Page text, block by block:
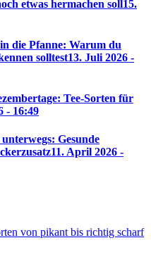
etwas hermachen soll15.
die Pfanne: Warum du
solltest13. Juli 2026 -
Tee-Sorten für
- 16:49
Gesunde
11. April 2026 -
von pikant bis richtig scharf